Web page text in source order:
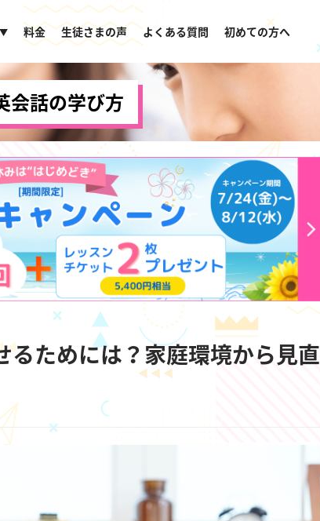
▼ 料金 生徒さまの声 よくある質問 初めての方へ
会話の学び方
るためには？家庭環境から見直